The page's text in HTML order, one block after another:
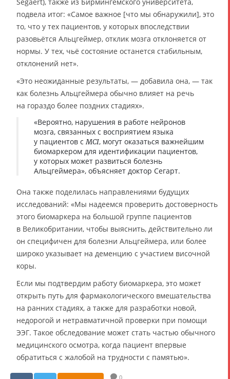
подвела итог: «Самое важное [что мы обнаружили], это
то, что у тех пациентов, у которых впоследствии
разовьётся Альцгеймер, отклик мозга отклоняется от
нормы. У тех, чьё состояние останется стабильным,
отклонений нет».
«Это неожиданные результаты, — добавила она, — так
как болезнь Альцгеймера обычно влияет на речь
на гораздо более поздних стадиях».
«Вероятно, нарушения в работе нейронов
мозга, связанных с восприятием языка
у пациентов сMCI, могут оказаться важнейшим
биомаркером для идентификации пациентов,
у которых может развиться болезнь
Альцгеймера», объясняет доктор Сегарт.
Она также поделилась направлениями будущих
исследований: «Мы надеемся проверить достоверность
этого биомаркера на большой группе пациентов
в Великобритании, чтобы выяснить, действительно ли
он специфичен для болезни Альцгеймера, или более
широко указывает на деменцию с участием височной
коры.
Если мы подтвердим работу биомаркера, это может
открыть путь для фармакологического вмешательства
на ранних стадиях, а также для разработки новой,
недорогой и нетравматичной проверки при помощи
ЭЭГ. Такое обследование может стать частью обычного
медицинского осмотра, когда пациент впервые
обратиться с жалобой на трудности с памятью».
0